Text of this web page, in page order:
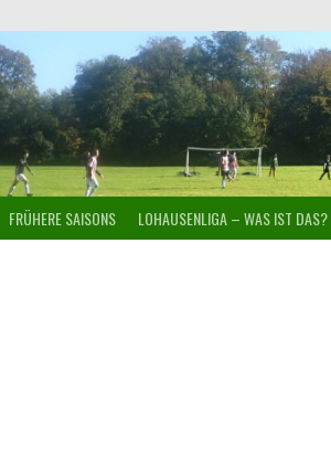
FRÜHERE SAISONS LOHAUSENLIGA – WAS IST DAS?